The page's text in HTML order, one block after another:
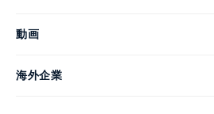
動画
海外企業